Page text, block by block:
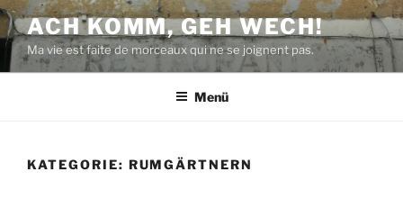
Zum
Inhalt
springen
ACH KOMM, GEH WECH!
Ma vie est faite de morceaux qui ne se joignent pas.
Menü
KATEGORIE: RUMGÄRTNERN